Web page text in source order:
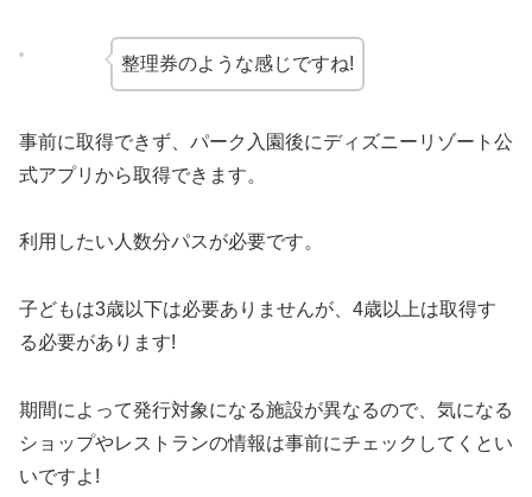
整理券のような感じですね!
事前に取得できず、パーク入園後にディズニーリゾート公
式アプリから取得できます。
利用したい人数分パスが必要です。
子どもは3歳以下は必要ありませんが、4歳以上は取得す
る必要があります!
期間によって発行対象になる施設が異なるので、気になる
ショップやレストランの情報は事前にチェックしてくとい
いですよ!